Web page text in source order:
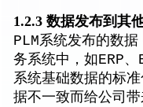
1.2.3 数据发布到其
PLM系统发布的数
务系统中，如ERP
系统基础数据的标
据不一致而给公司带